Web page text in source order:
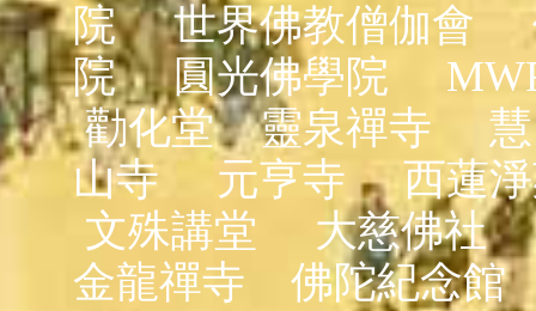
院
世界佛教僧伽會
院
圓光佛學院
勸化堂
靈泉禪寺
山寺
元亨寺
西蓮
文殊講堂
大慈佛社
金龍禪寺
佛陀紀念館